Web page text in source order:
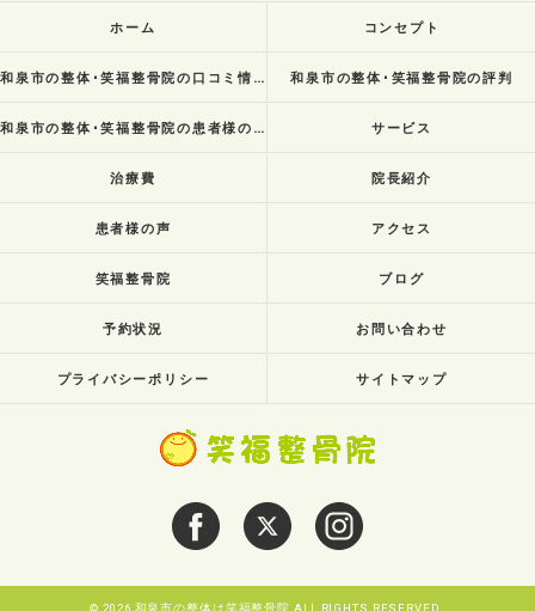
ホーム コンセプト
和泉市の整体･笑福整骨院の口コミ情報 和泉市の整体･笑福整骨院の評判
和泉市の整体･笑福整骨院の患者様の声 サービス
治療費 院長紹介
患者様の声 アクセス
笑福整骨院 ブログ
予約状況 お問い合わせ
プライバシーポリシー サイトマップ
© 2026 和泉市の整体は笑福整骨院 ALL RIGHTS RESERVED.